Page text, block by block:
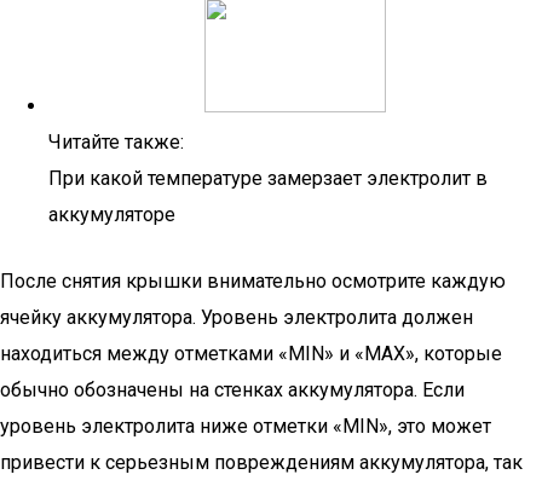
Читайте также:
При какой температуре замерзает электролит в
аккумуляторе
После снятия крышки внимательно осмотрите каждую
ячейку аккумулятора. Уровень электролита должен
находиться между отметками «MIN» и «MAX», которые
обычно обозначены на стенках аккумулятора. Если
уровень электролита ниже отметки «MIN», это может
привести к серьезным повреждениям аккумулятора, так